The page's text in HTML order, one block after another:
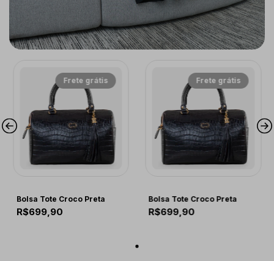
Frete grátis
Bolsa Tote Croco Preta
R$699,90
Frete grátis
Bolsa Tote Croco Preta
R$699,90